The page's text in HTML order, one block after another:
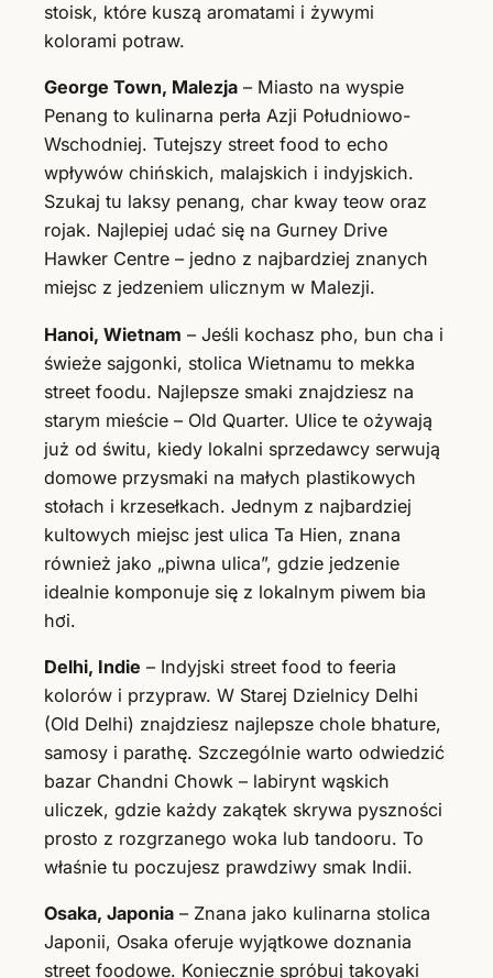
stoisk, które kuszą aromatami i żywymi
kolorami potraw.
George Town, Malezja – Miasto na wyspie
Penang to kulinarna perła Azji Południowo-
Wschodniej. Tutejszy street food to echo
wpływów chińskich, malajskich i indyjskich.
Szukaj tu laksy penang, char kway teow oraz
rojak. Najlepiej udać się na Gurney Drive
Hawker Centre – jedno z najbardziej znanych
miejsc z jedzeniem ulicznym w Malezji.
Hanoi, Wietnam – Jeśli kochasz pho, bun cha i
świeże sajgonki, stolica Wietnamu to mekka
street foodu. Najlepsze smaki znajdziesz na
starym mieście – Old Quarter. Ulice te ożywają
już od świtu, kiedy lokalni sprzedawcy serwują
domowe przysmaki na małych plastikowych
stołach i krzesełkach. Jednym z najbardziej
kultowych miejsc jest ulica Ta Hien, znana
również jako „piwna ulica”, gdzie jedzenie
idealnie komponuje się z lokalnym piwem bia
hơi.
Delhi, Indie – Indyjski street food to feeria
kolorów i przypraw. W Starej Dzielnicy Delhi
(Old Delhi) znajdziesz najlepsze chole bhature,
samosy i parathę. Szczególnie warto odwiedzić
bazar Chandni Chowk – labirynt wąskich
uliczek, gdzie każdy zakątek skrywa pyszności
prosto z rozgrzanego woka lub tandooru. To
właśnie tu poczujesz prawdziwy smak Indii.
Osaka, Japonia – Znana jako kulinarna stolica
Japonii, Osaka oferuje wyjątkowe doznania
street foodowe. Koniecznie spróbuj takoyaki